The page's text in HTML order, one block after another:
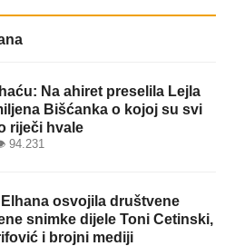
Na ahiret preselila Lejla
Bišćanka o kojoj su svi
riječi hvale
osvojila društvene
snimke dijele Toni Cetinski,
i brojni mediji